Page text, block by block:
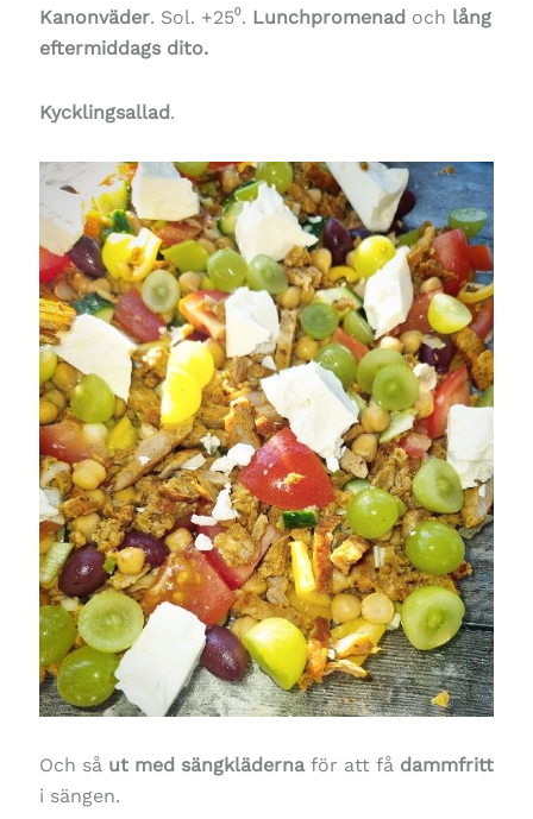
Kanonväder. Sol. +25⁰. Lunchpromenad och lång
eftermiddags dito.
Kycklingsallad.
Och så ut med sängklädernaför att få dammfritt
i sängen.